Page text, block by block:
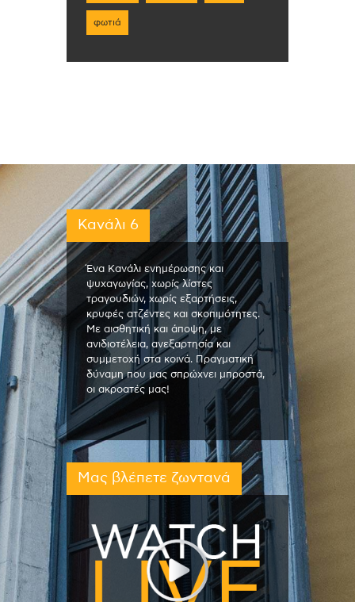
φωτιά
Κανάλι 6
Ένα Κανάλι ενημέρωσης και
ψυχαγωγίας, χωρίς λίστες
τραγουδιών, χωρίς εξαρτήσεις,
κρυφές ατζέντες και σκοπιμότητες.
Με αισθητική και άποψη, με
ανιδιοτέλεια, ανεξαρτησία και
συμμετοχή στα κοινά. Πραγματική
δύναμη που μας σπρώχνει μπροστά,
οι ακροατές μας!
Μας βλέπετε ζωντανά